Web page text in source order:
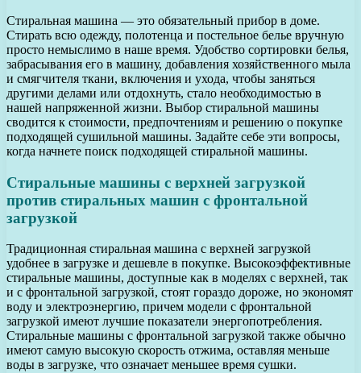
Стиральная машина — это обязательный прибор в доме.
Стирать всю одежду, полотенца и постельное белье вручную
просто немыслимо в наше время. Удобство сортировки белья,
забрасывания его в машину, добавления хозяйственного мыла
и смягчителя ткани, включения и ухода, чтобы заняться
другими делами или отдохнуть, стало необходимостью в
нашей напряженной жизни. Выбор стиральной машины
сводится к стоимости, предпочтениям и решению о покупке
подходящей сушильной машины. Задайте себе эти вопросы,
когда начнете поиск подходящей стиральной машины.
Стиральные машины с верхней загрузкой
против стиральных машин с фронтальной
загрузкой
Традиционная стиральная машина с верхней загрузкой
удобнее в загрузке и дешевле в покупке. Высокоэффективные
стиральные машины, доступные как в моделях с верхней, так
и с фронтальной загрузкой, стоят гораздо дороже, но экономят
воду и электроэнергию, причем модели с фронтальной
загрузкой имеют лучшие показатели энергопотребления.
Стиральные машины с фронтальной загрузкой также обычно
имеют самую высокую скорость отжима, оставляя меньше
воды в загрузке, что означает меньшее время сушки.